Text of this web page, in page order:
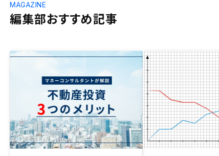
編集部おすすめ記事
MAGAZINE